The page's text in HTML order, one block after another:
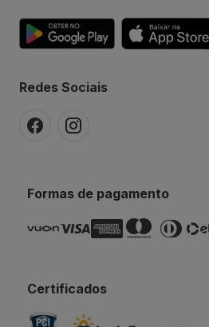
Redes Sociais
Formas de pagamento
Certificados